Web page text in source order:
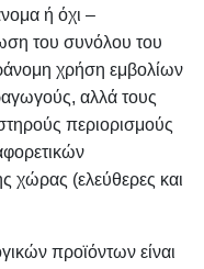
ή όχι –
του συνόλου του
χρήση εμβολίων
αλλά τους
περιορισμούς
χώρας (ελεύθερες και
προϊόντων είναι